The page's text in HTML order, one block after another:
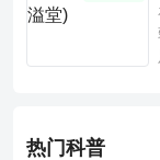
热门科普